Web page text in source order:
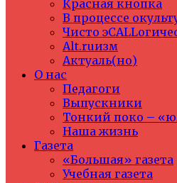
Красная кнопка
В процессе
Чисто
Alt.ruизм
Актуаль(но)
О нас
Педагоги
Выпускники
Тонкий поко –
Наша жизнь
Газета
«Большая» газета
Учебная газета